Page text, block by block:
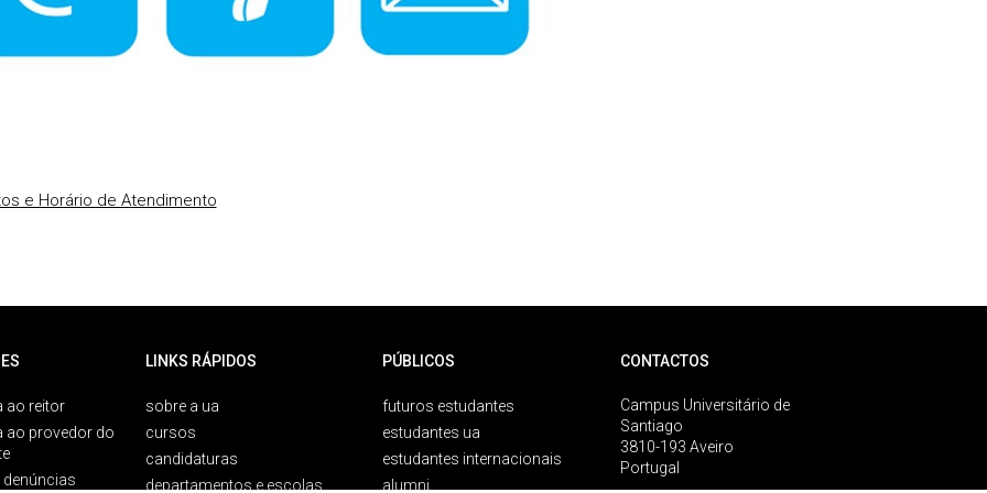
e Horário de Atendimento
ao reitor
ao provedor do
denúncias
LINKS RÁPIDOS
sobre a ua
cursos
candidaturas
departamentos e escolas
PÚBLICOS
futuros estudantes
estudantes ua
estudantes internacionais
alumni
CONTACTOS
Campus Universitário de
Santiago
3810-193 Aveiro
Portugal